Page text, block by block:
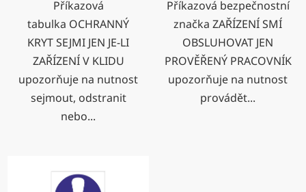
Příkazová
tabulka OCHRANNÝ
KRYT SEJMI JEN JE-LI
ZAŘÍZENÍ V KLIDU
upozorňuje na nutnost
sejmout, odstranit
nebo...
Příkazová bezpečnostní
značka ZAŘÍZENÍ SMÍ
OBSLUHOVAT JEN
PROVĚŘENÝ PRACOVNÍK
upozorňuje na nutnost
provádět...